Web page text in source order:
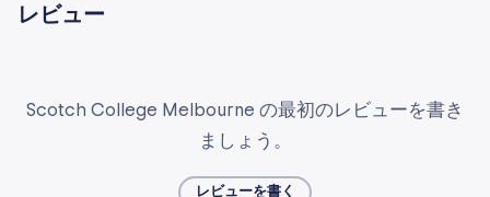
レビュー
Scotch College Melbourne の最初のレビューを書き
ましょう。
レビューを書く